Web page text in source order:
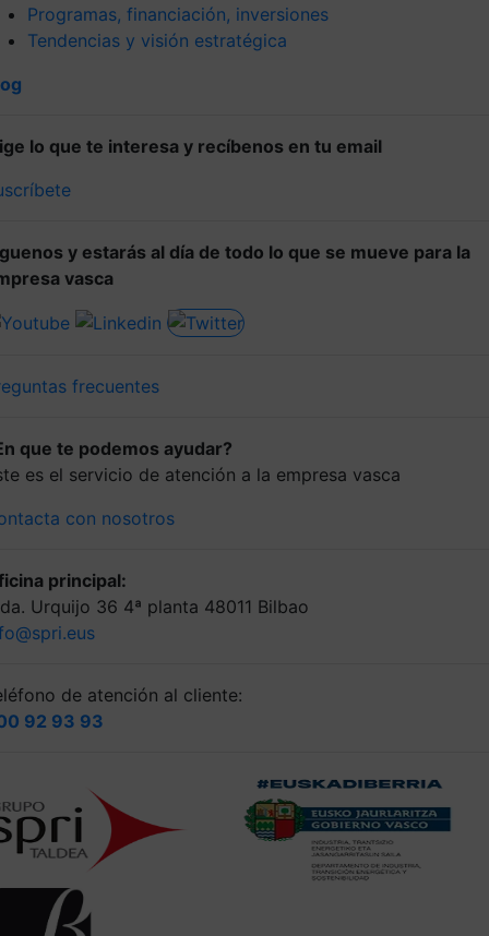
Programas, financiación, inversiones
Tendencias y visión estratégica
lo que te interesa y recíbenos en tu email
y estarás al día de todo lo que se mueve para la
vasca
frecuentes
que te podemos ayudar?
es el servicio de atención a la empresa vasca
con nosotros
principal:
Urquijo 36 4ª planta 48011 Bilbao
de atención al cliente:
92 93 93